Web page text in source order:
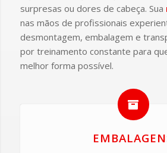
surpresas ou dores de cabeça. Sua
nas mãos de profissionais
desmontagem, embalagem e
por treinamento constante para
melhor forma possível.